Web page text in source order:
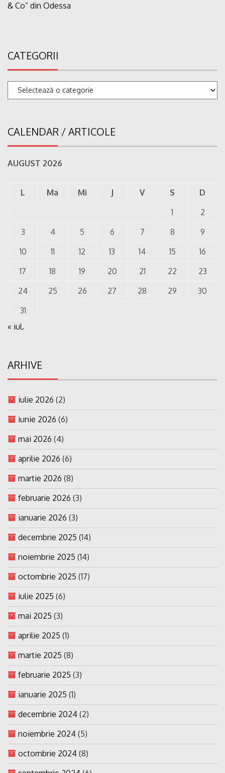
& Co” din Odessa
CATEGORII
Categorii
CALENDAR / ARTICOLE
AUGUST 2026
L Ma Mi J V S
D
1
2
3
4 5 6 7 8
9
10
11 12 13 14 15
16
17
18 19 20 21 22
23
24
25 26 27 28 29
30
31
« iul.
ARHIVE
iulie 2026 (2)
iunie 2026 (6)
mai 2026 (4)
aprilie 2026 (6)
martie 2026 (8)
februarie 2026 (3)
ianuarie 2026 (3)
decembrie 2025 (14)
noiembrie 2025 (14)
octombrie 2025 (17)
iulie 2025 (6)
mai 2025 (3)
aprilie 2025 (1)
martie 2025 (8)
februarie 2025 (3)
ianuarie 2025 (1)
decembrie 2024 (2)
noiembrie 2024 (5)
octombrie 2024 (8)